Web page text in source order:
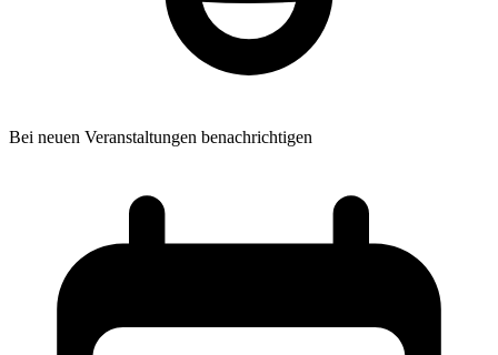
Bei neuen Veranstaltungen benachrichtigen